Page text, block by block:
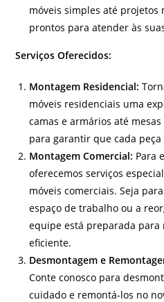
móveis simples até projetos
prontos para atender às
Serviços Oferecidos:
Montagem Residencial:
móveis residenciais uma
camas e armários até
para garantir que cada
Montagem Comercial: Para
oferecemos serviços
móveis comerciais. Seja
espaço de trabalho ou a
equipe está preparada
eficiente.
Desmontagem e
Conte conosco para
cuidado e remontá-los no